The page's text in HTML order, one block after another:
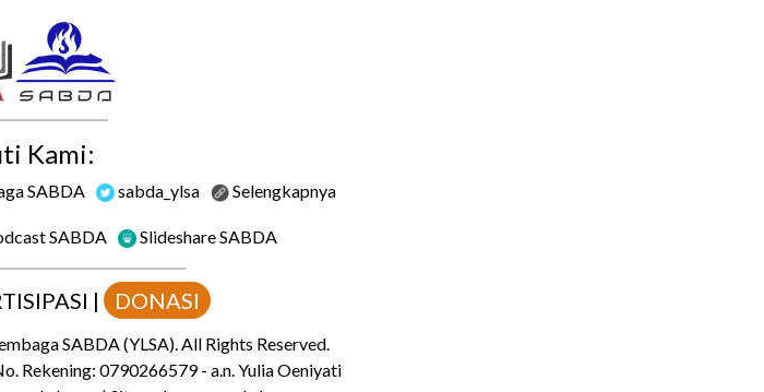
Kami:
SABDA sabda_ylsa Selengkapnya
SABDA Slideshare SABDA
| DONASI
SABDA (YLSA). All Rights Reserved.
Rekening: 0790266579 - a.n. Yulia Oeniyati